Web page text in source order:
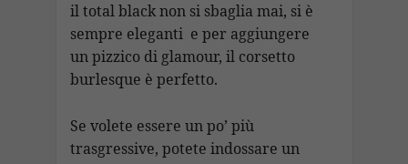
il total black non si sbaglia mai, si è
sempre eleganti e per aggiungere
un pizzico di glamour, il corsetto
burlesque è perfetto.
Se volete essere un po’ più
trasgressive, potete indossare un